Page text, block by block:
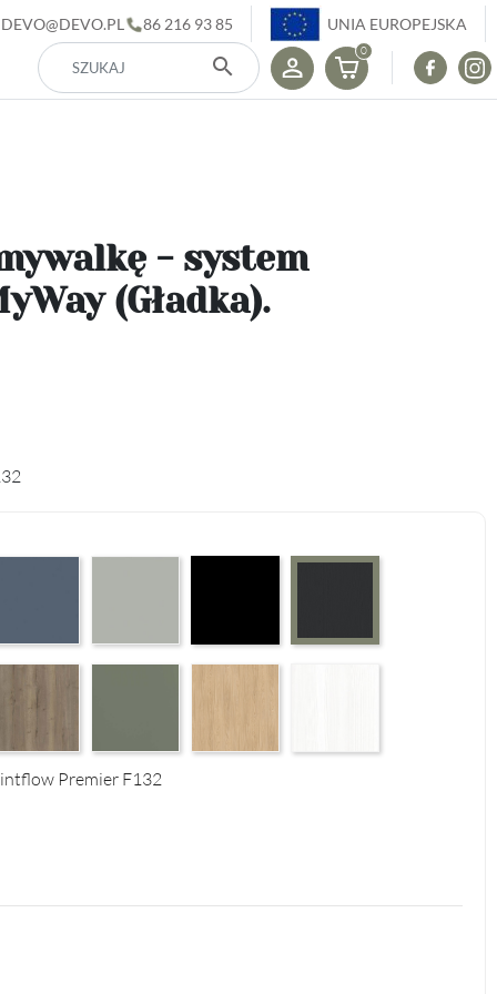
DEVO@DEVO.PL 86 216 93 85 UNIA EUROPEJSKA
search
0
- system
(Gładka).
Czarny Mat Orchidea Nera F56
Premier F132